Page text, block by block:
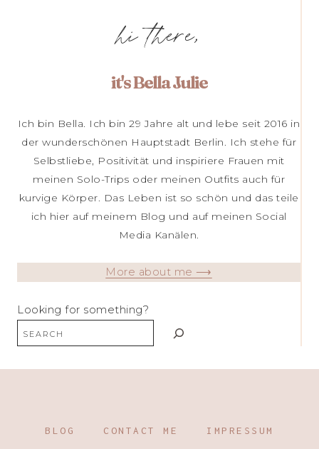
hi there,
it's Bella Julie
Ich bin Bella. Ich bin 29 Jahre alt und lebe seit 2016 in
der wunderschönen Hauptstadt Berlin. Ich stehe für
Selbstliebe, Positivität und inspiriere Frauen mit
meinen Solo-Trips oder meinen Outfits auch für
kurvige Körper. Das Leben ist so schön und das teile
ich hier auf meinem Blog und auf meinen Social
Media Kanälen.
More about me ⟶
Looking for something?
BLOG CONTACT ME IMPRESSUM